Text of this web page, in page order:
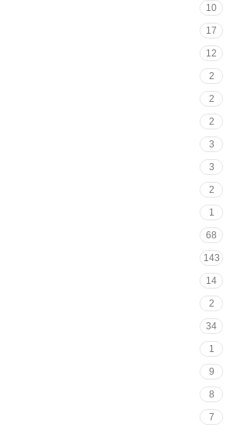
10
17
12
2
2
2
3
3
2
1
68
143
14
2
34
1
9
8
7